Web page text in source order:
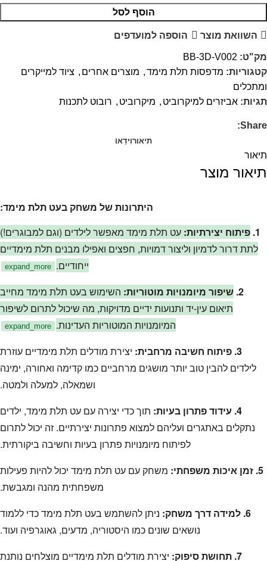
הוסף לסל
השוואת מוצר הוספה למועדפים
מק"ט: BB-3D-V002
קטגוריות: מדפסות תלת מימד, מוצרים אחרים , ציוד למייקרים
ומתכלים
תגיות: אביזרים למיקרוביט , מיקרוביט , רובוט לתכנות
Share:
תיאורוִידֵאוֹ
תיאור
תיאור מוצר
היתרונות של משחק בעט תלת מימד:
1. פיתוח יצירתיות: עט תלת מימד מאפשר לילדים (וגם למבוגרים!)
לתת דרור לדמיון וליצור דמויות, חפצים ואפילו מבנים תלת מימדיים
ייחודיים. expand_more
2. שיפור מיומנויות מוטוריות: השימוש בעט תלת מימד מחייב
תיאום עין-יד ותנועות ידיים מדויקות, מה שיכול לתרום לשיפור
המיומנויות המוטוריות העדינות. expand_more
3. פיתוח חשיבה מרחבית:
יצירת מודלים תלת מימדיים עוזרת
לילדים להבין טוב יותר מושגים מרחביים כמו קדימה ואחורה, ימינה
ושמאלה, למעלה ולמטה.
4. עידוד פתרון בעיות:
תוך כדי יצירה עם עט תלת מימד, ילדים
נתקלים באתגרים ועליהם למצוא פתרונות יצירתיים. זה יכול לתרום
לפיתוח מיומנויות פתרון בעיות וחשיבה ביקורתית.
5. זמן איכות משפחתי:
משחק עם עט תלת מימד יכול להיות פעילות
משפחתית מהנה ומגבשת.
6. למידה דרך משחק:
ניתן להשתמש בעט תלת מימד כדי ללמוד
נושאים שונים כמו היסטוריה, מדעים, גאוגרפיה ועוד.
7. תחושת סיפוק:
יצירת מודלים תלת מימדיים מוצלחים נותנת